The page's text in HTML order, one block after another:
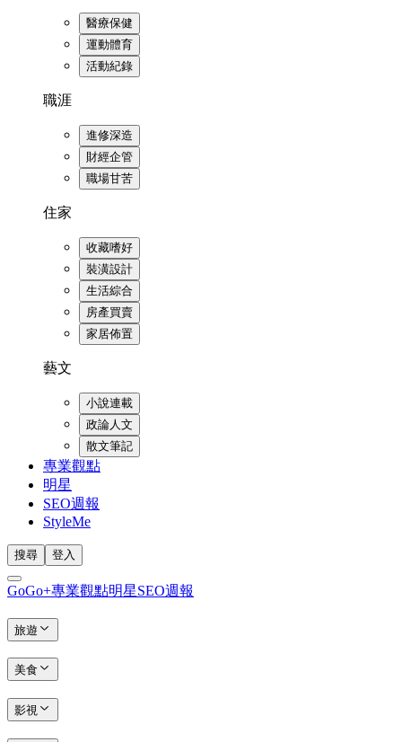
醫療保健
運動體育
活動紀錄
職涯
進修深造
財經企管
職場甘苦
住家
收藏嗜好
裝潢設計
生活綜合
房產買賣
家居佈置
藝文
小說連載
政論人文
散文筆記
專業觀點
明星
SEO週報
StyleMe
搜尋 登入
GoGo+專業觀點明星SEO週報
旅遊
美食
影視